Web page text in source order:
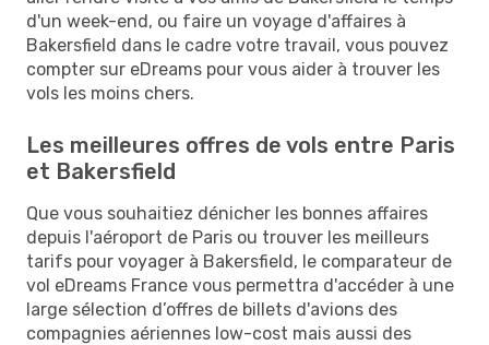
d'un week-end, ou faire un voyage d'affaires à
Bakersfield dans le cadre votre travail, vous pouvez
compter sur eDreams pour vous aider à trouver les
vols les moins chers.
Les meilleures offres de vols entre Paris
et Bakersfield
Que vous souhaitiez dénicher les bonnes affaires
depuis l'aéroport de Paris ou trouver les meilleurs
tarifs pour voyager à Bakersfield, le comparateur de
vol eDreams France vous permettra d'accéder à une
large sélection d’offres de billets d'avions des
compagnies aériennes low-cost mais aussi des